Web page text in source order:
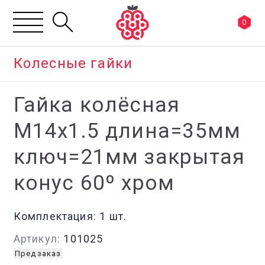
0
Колесные гайки
Гайка колёсная
М14x1.5 длина=35мм
ключ=21мм закрытая
конус 60º хром
Комплектация: 1 шт.
Артикул: 101025
Предзаказ